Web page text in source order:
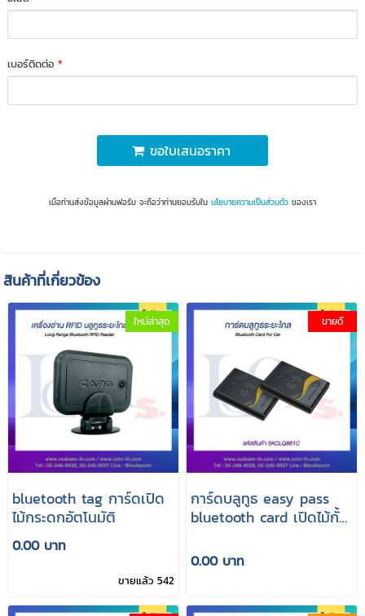
เบอร์ติดต่อ*
ขอใบเสนอราคา
เมื่อท่านส่งข้อมูลผ่านฟอร์ม จะถือว่าท่านยอมรับใน นโยบายความเป็นส่วนตัว ของเรา
สินค้าที่เกี่ยวข้อง
ใหม่ล่าสุด
bluetooth tag การ์ดเปิด
ไม้กระดกอัตโนมัติ
0.00 บาท
ขายแล้ว 542
ขายดี
การ์ดบลูทูธ easy pass
bluetooth card เปิดไม้กั้น
0.00 บาท